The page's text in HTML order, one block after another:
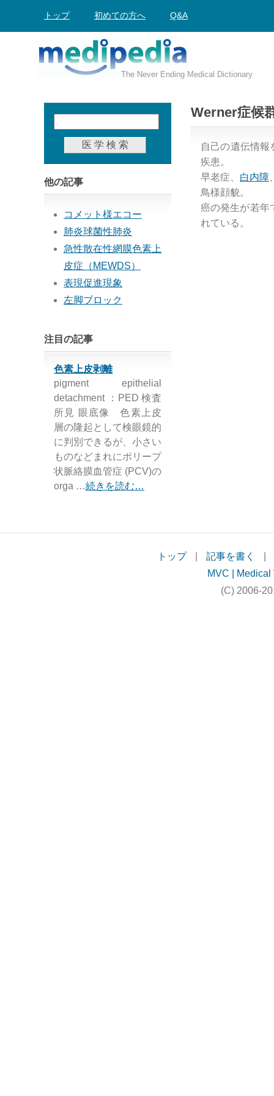
Werner症候
自己の遺伝情
疾患。
早老症、 白内障
鳥様顔貌。
癌の発生が若年
れている。
他の記事
コメット様エコー
肺炎球菌性肺炎
急性散在性網膜色素上
皮症（MEWDS）
表現促進現象
左脚ブロック
注目の記事
色素上皮剥離
pigment epithelial
detachment ：PED 検査
所見 眼底像 色素上皮
層の隆起として検眼鏡的
に判別できるが、小さい
ものなどまれにポリープ
状脈絡膜血管症 (PCV)の
orga …続きを読む…
トップ 記事を書く
MVC |
(C) 2006-
トップ 初めての方へ Q&A
The Never Ending Medical Dictionary